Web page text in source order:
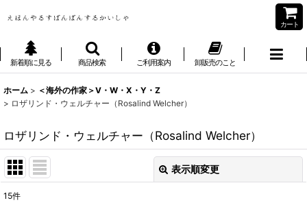
カート
新着順に見る 商品検索 ご利用案内 卸販売のこと
ホーム > ＜海外の作家＞V・W・X・Y・Z
> ロザリンド・ウェルチャー（Rosalind Welcher）
ロザリンド・ウェルチャー（Rosalind Welcher）
表示順変更
15件